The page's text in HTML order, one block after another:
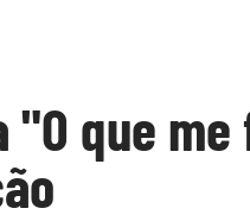
"O que